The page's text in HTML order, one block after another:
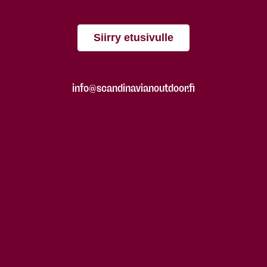
Siirry etusivulle
info@scandinavianoutdoor.fi